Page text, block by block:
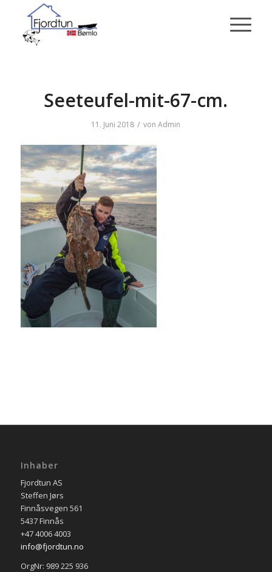
Seeteufel-mit-67-cm.
11. Juni 2018 / vonAdmin
Inhaber
Fjordtun AS
Steffen Jørs
Finnåsvegen 561
5437 Finnås
+47 4006 4003
info@fjordtun.no
OrgNr: 989 225 936